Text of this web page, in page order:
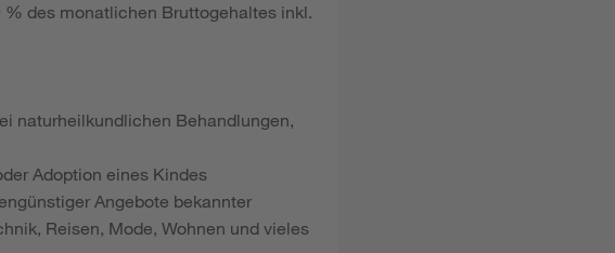
des monatlichen Bruttogehaltes inkl.
naturheilkundlichen Behandlungen,
Adoption eines Kindes
Angebote bekannter
Reisen, Mode, Wohnen und vieles